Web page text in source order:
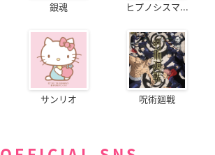
銀魂 ヒプノシスマ...
サンリオ 呪術廻戦